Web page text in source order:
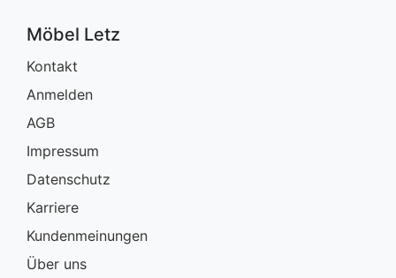
Möbel Letz
Kontakt
Anmelden
AGB
Impressum
Datenschutz
Karriere
Kundenmeinungen
Über uns